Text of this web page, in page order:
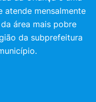
atende mensalmente
área mais pobre
da subprefeitura